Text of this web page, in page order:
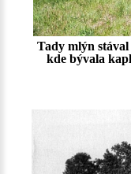
Tady mlýn
kde bývala